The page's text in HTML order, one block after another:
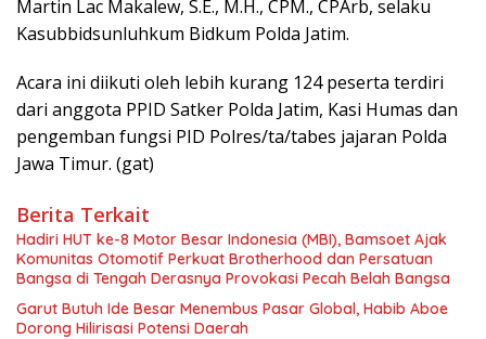
Martin Lac Makalew, S.E., M.H., CPM., CPArb, selaku
Kasubbidsunluhkum Bidkum Polda Jatim.
Acara ini diikuti oleh lebih kurang 124 peserta terdiri
dari anggota PPID Satker Polda Jatim, Kasi Humas dan
pengemban fungsi PID Polres/ta/tabes jajaran Polda
Jawa Timur. (gat)
Berita Terkait
Hadiri HUT ke-8 Motor Besar Indonesia (MBI), Bamsoet Ajak
Komunitas Otomotif Perkuat Brotherhood dan Persatuan
Bangsa di Tengah Derasnya Provokasi Pecah Belah Bangsa
Garut Butuh Ide Besar Menembus Pasar Global, Habib Aboe
Dorong Hilirisasi Potensi Daerah